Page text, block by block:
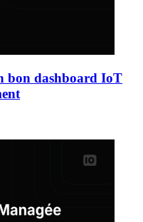
bon dashboard IoT